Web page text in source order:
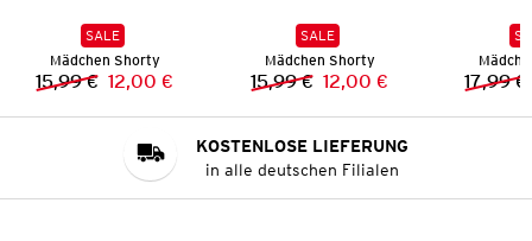
SALE
Mädchen Shorty
Vorheriger Preis:
15,99 € Neuer Preis:
12,00 €
SALE
Mädchen Shorty
Vorheriger Preis:
15,99 € Neuer Preis:
12,00 € 17,99 €
KOSTENLOSE LIEFERUNG
in alle deutschen Filialen